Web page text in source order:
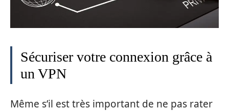
Sécuriser votre connexion grâce à
un VPN
Même s’il est très important de ne pas rater